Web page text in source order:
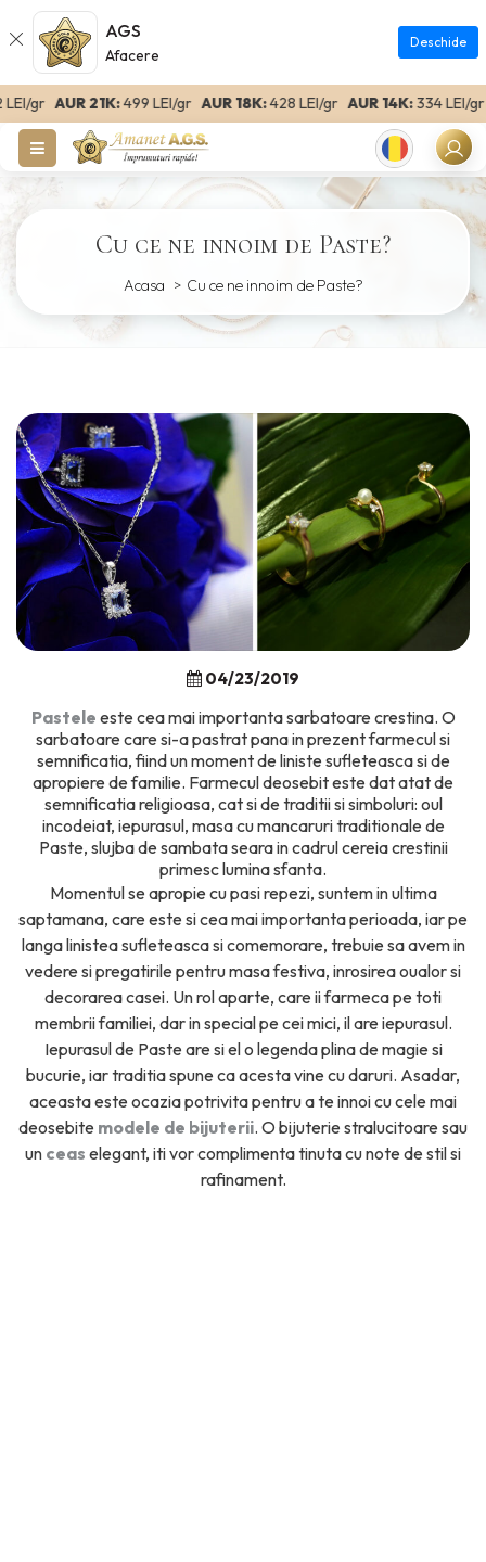
AGS
Afacere
Deschide
grAUR 21K:499 LEI/grAUR 18K:428 LEI/grAUR 14K:334 LEI/gr
Romanian
Cu ce ne innoim de Paste?
Acasa Cu ce ne innoim de Paste?
04/23/2019
Pastele este cea mai importanta sarbatoare crestina. O
sarbatoare care si-a pastrat pana in prezent farmecul si
semnificatia, fiind un moment de liniste sufleteasca si de
apropiere de familie. Farmecul deosebit este dat atat de
semnificatia religioasa, cat si de traditii si simboluri: oul
incodeiat, iepurasul, masa cu mancaruri traditionale de
Paste, slujba de sambata seara in cadrul cereia crestinii
primesc lumina sfanta.
Momentul se apropie cu pasi repezi, suntem in ultima
saptamana, care este si cea mai importanta perioada, iar pe
langa linistea sufleteasca si comemorare, trebuie sa avem in
vedere si pregatirile pentru masa festiva, inrosirea oualor si
decorarea casei. Un rol aparte, care ii farmeca pe toti
membrii familiei, dar in special pe cei mici, il are iepurasul.
Iepurasul de Paste are si el o legenda plina de magie si
bucurie, iar traditia spune ca acesta vine cu daruri. Asadar,
aceasta este ocazia potrivita pentru a te innoi cu cele mai
deosebite modele de bijuterii. O bijuterie stralucitoare sau
un ceas elegant, iti vor complimenta tinuta cu note de stil si
rafinament.